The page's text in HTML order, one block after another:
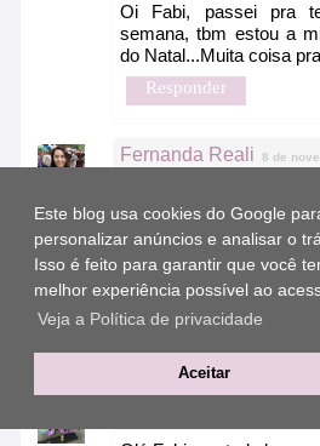
Este blog usa cookies do Google
personalizar anúncios e analisar o
Isso é feito para garantir que você
melhor experiência possível ao
Veja a Política de privacidade
Aceitar
Oi Fabi, passei pra
semana, tbm estou a
do Natal...Muita coisa
Responder
Fernanda Reali 8 de
Amiga, tenho um
decoração de natal.
fazendo o que vejo. As
escada eu faço.